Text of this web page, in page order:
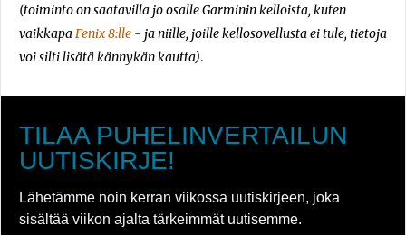
(toiminto on saatavilla jo osalle Garminin kelloista, kuten
vaikkapaFenix 8:lle - ja niille, joille kellosovellusta ei tule, tietoja
voi silti lisätä kännykän kautta).
TILAA PUHELINVERTAILUN
UUTISKIRJE!
Lähetämme noin kerran viikossa uutiskirjeen, joka
sisältää viikon ajalta tärkeimmät uutisemme.